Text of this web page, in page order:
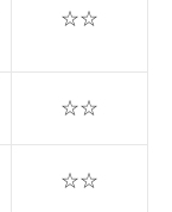
☆☆
☆☆
☆☆